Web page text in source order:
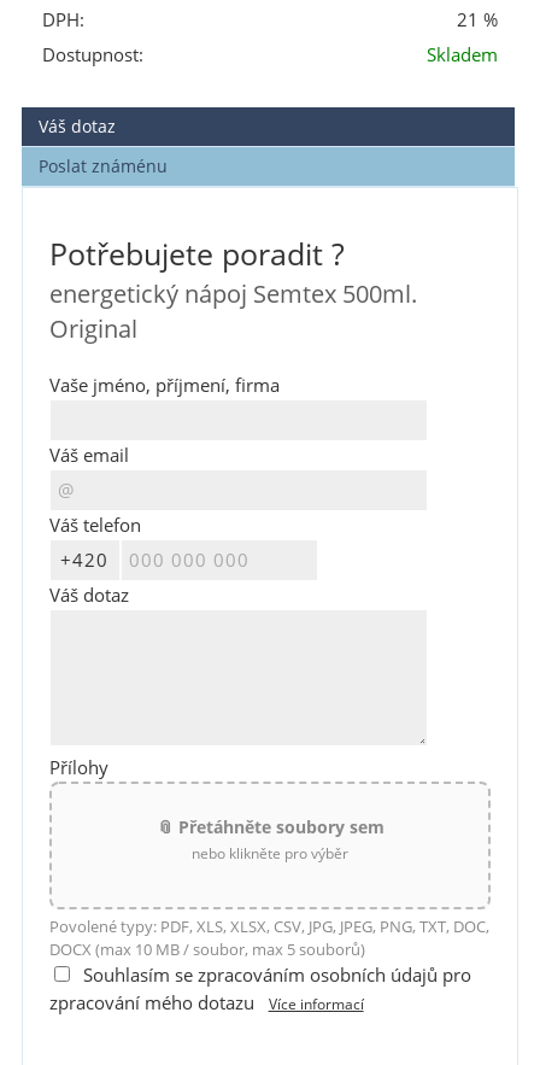
DPH:
21 %
Dostupnost:
Skladem
Váš dotaz
Poslat známénu
Potřebujete poradit ?
energetický nápoj Semtex 500ml.
Original
Vaše jméno, příjmení, firma
Váš email
Váš telefon
Váš dotaz
Přílohy
📎 Přetáhněte soubory sem
nebo klikněte pro výběr
Povolené typy: PDF, XLS, XLSX, CSV, JPG, JPEG, PNG, TXT, DOC,
DOCX (max 10 MB / soubor, max 5 souborů)
Souhlasím se zpracováním osobních údajů pro
zpracování mého dotazu
Více informací